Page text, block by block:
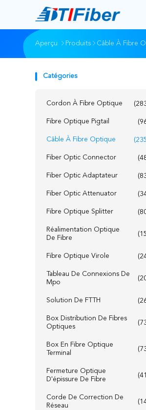
Aperçu Produits Câble À Fibre
Catégories
Cordon À Fibre Optique
Fibre Optique Pigtail
Câble À Fibre Optique
Fiber Optic Connector
Fiber Optic Adaptateur
Fiber Optic Attenuator
Fibre Optique Splitter
Réalimentation Optique
De Fibre
Fibre Optique Virole
Tableau De Connexions De
Mpo
Solution De FTTH
Box Distribution De Fibres
Optiques
Box En Fibre Optique
Terminal
Fermeture Optique
D'épissure De Fibre
Corde De Correction De
Réseau